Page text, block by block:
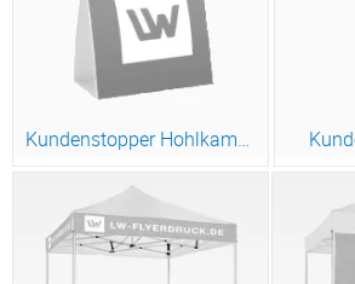
Kundenstopper Hohlkammerplatten